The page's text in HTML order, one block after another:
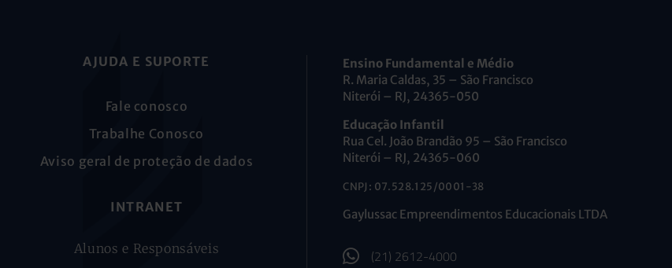
AJUDA E SUPORTE
Fale conosco
Trabalhe Conosco
Aviso geral de proteção de dados
INTRANET
Alunos e Responsáveis
Ensino Fundamental e Médio
R. Maria Caldas, 35 – São Francisco
Niterói – RJ, 24365-050
Educação Infantil
Rua Cel. João Brandão 95 – São Francisco
Niterói – RJ, 24365-060
CNPJ: 07.528.125/0001-38
Gaylussac Empreendimentos Educacionais LTDA
(21) 2612-4000